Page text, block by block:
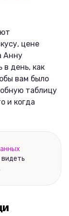
цене
Анну
в день, как
вам было
таблицу
и когда